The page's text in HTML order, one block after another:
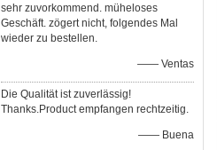
sehr zuvorkommend. müheloses
Geschäft. zögert nicht, folgendes Mal
wieder zu bestellen.
—— Ventas
Die Qualität ist zuverlässig!
Thanks.Product empfangen rechtzeitig.
—— Buena